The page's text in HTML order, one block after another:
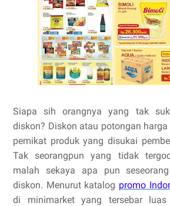
Siapa sih orangnya yang tak
diskon? Diskon atau potongan
pemikat produk yang disukai
Tak seorangpun yang tidak
malah sekaya apa pun
diskon. Menurut katalog promo
di minimarket yang tersebar